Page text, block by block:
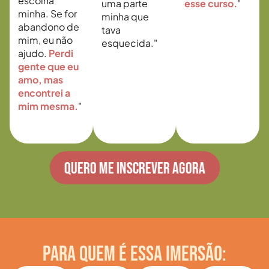
minha. Se for
abandono de
mim, eu não
ajudo. Perdi
gente que eu
amo, mas
encontrei a
mim mesma."
uma parte
minha que
tava
esquecida."
esse curso."
QUERO ME INSCREVER AGORA
PARA QUEM É ESSA IMERSÃO: